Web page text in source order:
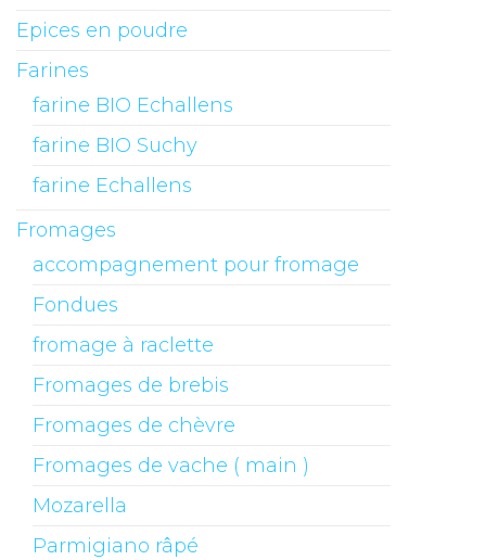
Epices en poudre
Farines
farine BIO Echallens
farine BIO Suchy
farine Echallens
Fromages
accompagnement pour fromage
Fondues
fromage à raclette
Fromages de brebis
Fromages de chèvre
Fromages de vache ( main )
Mozarella
Parmigiano râpé